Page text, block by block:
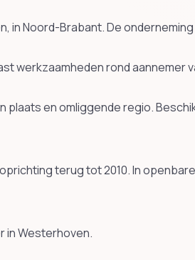
in Noord-Brabant. De
werkzaamheden rond aannemer
en omliggende regio.
terug tot 2010. In
in Westerhoven.